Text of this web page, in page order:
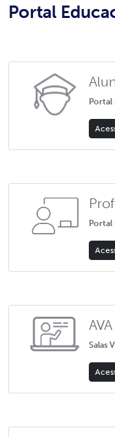
Portal
Portal
Portal
AVA
Salas